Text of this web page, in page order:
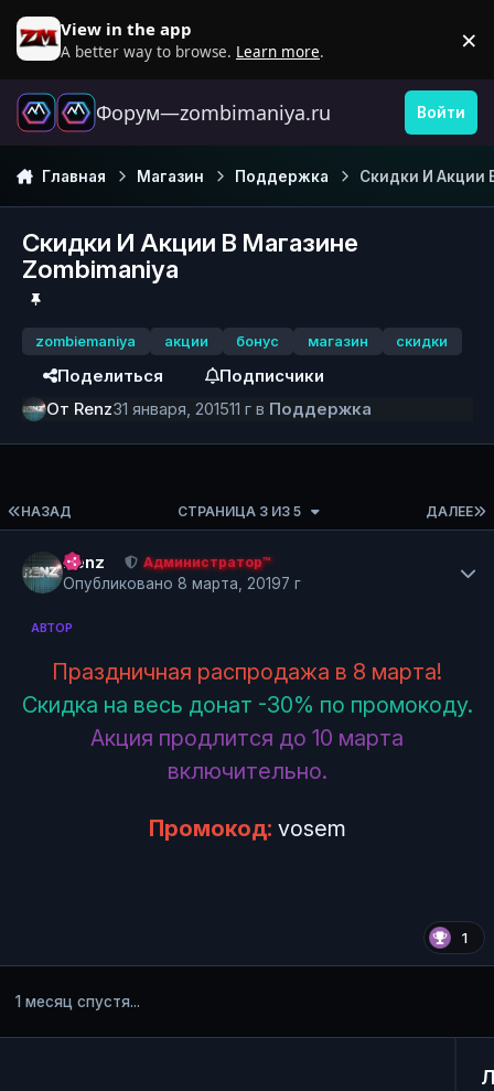
Перейти к содержанию
View in the app
A better way to browse. Learn more. ×
Форум—zombimaniya.ru Войти
Главная Магазин Поддержка Скидки И Акции
Скидки И Акции В Магазине
Zombimaniya
zombiemaniya акции бонус магазин скидки
Поделиться
Подписчики
От Renz31 января, 201511 г в Поддержка
ПЕРВАЯ СТРАНИЦА
НАЗАД ДАЛЕЕ
СТРАНИЦА 3 ИЗ 5
Renz Администратор™
Опубликовано 8 марта, 20197 г
АВТОР
Праздничная распродажа в 8 марта!
Скидка на весь донат -30% по промокоду.
Акция продлится до 10 марта
включительно.
Промокод: vosem
1
1 месяц спустя...